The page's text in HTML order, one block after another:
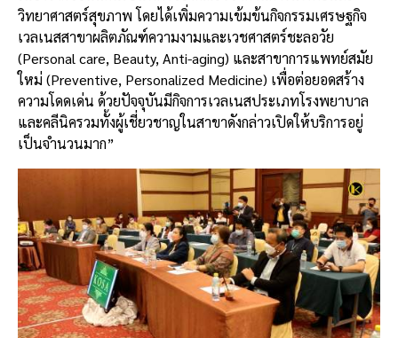
วิทยาศาสตร์สุขภาพ โดยได้เพิ่มความเข้มข้นกิจกรรมเศรษฐกิจ
เวลเนสสาขาผลิตภัณฑ์ความงามและเวชศาสตร์ชะลอวัย
(Personal care, Beauty, Anti-aging) และสาขาการแพทย์สมัย
ใหม่ (Preventive, Personalized Medicine) เพื่อต่อยอดสร้าง
ความโดดเด่น ด้วยปัจจุบันมีกิจการเวลเนสประเภทโรงพยาบาล
และคลีนิครวมทั้งผู้เชี่ยวชาญในสาขาดังกล่าวเปิดให้บริการอยู่
เป็นจำนวนมาก”